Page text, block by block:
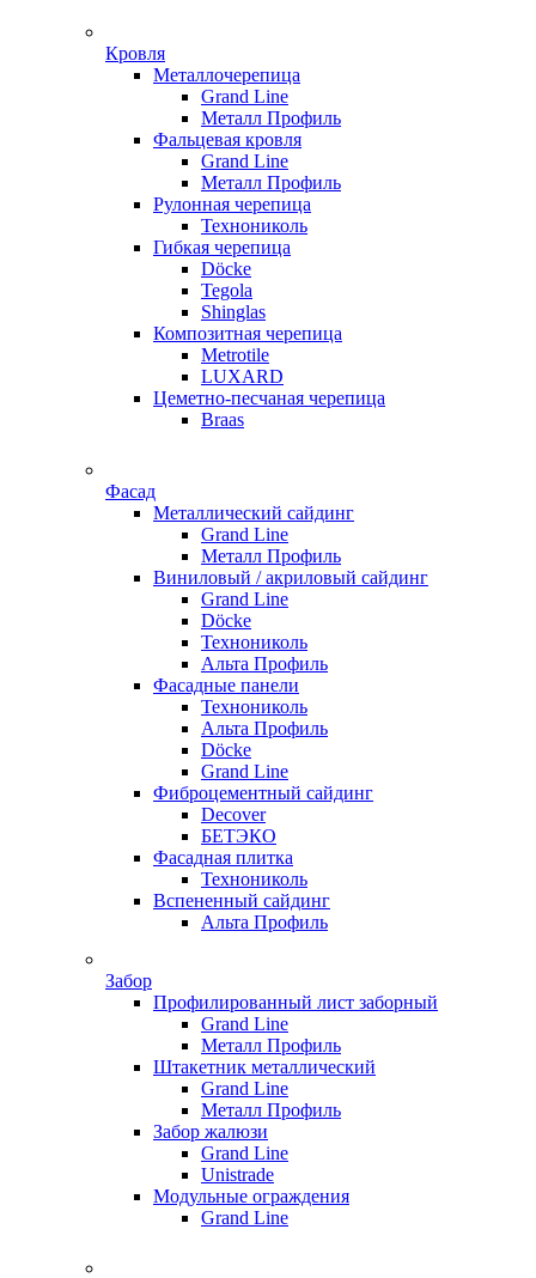
Кровля
Металлочерепица
Grand Line
Металл Профиль
Фальцевая кровля
Grand Line
Металл Профиль
Рулонная черепица
Технониколь
Гибкая черепица
Döсkе
Tegola
Shinglas
Композитная черепица
Metrotile
LUXARD
Цеметно-песчаная черепица
Braas
Фасад
Металлический сайдинг
Grand Line
Металл Профиль
Виниловый / акриловый сайдинг
Grand Line
Döсkе
Технониколь
Альта Профиль
Фасадные панели
Технониколь
Альта Профиль
Döсkе
Grand Line
Фиброцементный сайдинг
Decover
БЕТЭКО
Фасадная плитка
Технониколь
Вспененный сайдинг
Альта Профиль
Забор
Профилированный лист заборный
Grand Line
Металл Профиль
Штакетник металлический
Grand Line
Металл Профиль
Забор жалюзи
Grand Line
Unistrade
Модульные ограждения
Grand Line